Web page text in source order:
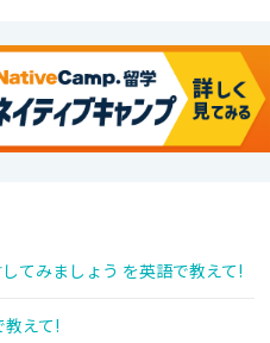
てみましょう を英語で教えて!
えて!